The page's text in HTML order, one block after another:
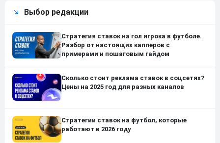
Выбор редакции
Стратегия ставок на гол игрока в футболе.
Разбор от настоящих капперов с
примерами и пошаговым гайдом
Сколько стоит реклама ставок в соцсетях?
Цены на 2025 год для разных каналов
Стратегии ставок на футбол, которые
работают в 2026 году